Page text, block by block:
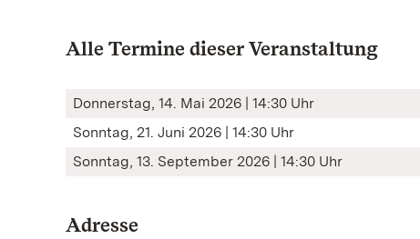
Alle Termine dieser Veranstaltung
Donnerstag, 14. Mai 2026 | 14:30 Uhr
Sonntag, 21. Juni 2026 | 14:30 Uhr
Sonntag, 13. September 2026 | 14:30 Uhr
Adresse